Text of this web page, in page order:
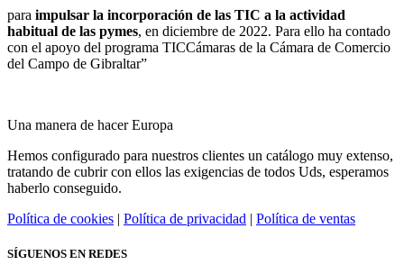
para impulsar la incorporación de las TIC a la actividad
habitual de las pymes, en diciembre de 2022. Para ello ha contado
con el apoyo del programa TICCámaras de la Cámara de Comercio
del Campo de Gibraltar”
Una manera de hacer Europa
Hemos configurado para nuestros clientes un catálogo muy extenso,
tratando de cubrir con ellos las exigencias de todos Uds, esperamos
haberlo conseguido.
Política de cookies | Política de privacidad | Política de ventas
SÍGUENOS EN REDES